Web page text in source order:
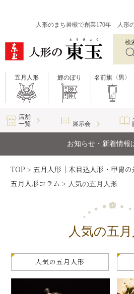
人形のまち岩槻で創業170年 人形
検
五月人形 鯉のぼり 名前旗〈男〉
店舗
一覧
展示会
お知らせ・新着情報
TOP > 五月人形｜木目込人形・甲冑の
五月人形コラム > 人気の五月人形
人気の五
人気の五月人形